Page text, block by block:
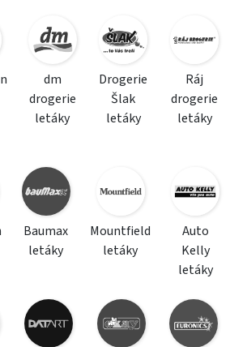
dm
drogerie
letáky
Drogerie
Šlak
letáky
Ráj
drogerie
letáky
Baumax
letáky
Mountfield
letáky
Auto
Kelly
letáky